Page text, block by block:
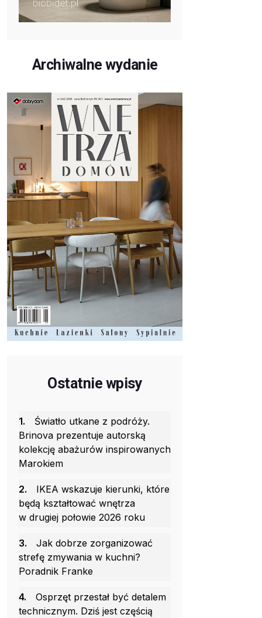
Archiwalne wydanie
Ostatnie wpisy
1.
Światło utkane z podróży.
Brinova prezentuje autorską
kolekcję abażurów inspirowanych
Marokiem
2.
IKEA wskazuje kierunki, które
będą kształtować wnętrza
w drugiej połowie 2026 roku
3.
Jak dobrze zorganizować
strefę zmywania w kuchni?
Poradnik Franke
4.
Osprzęt przestał być detalem
technicznym. Dziś jest częścią